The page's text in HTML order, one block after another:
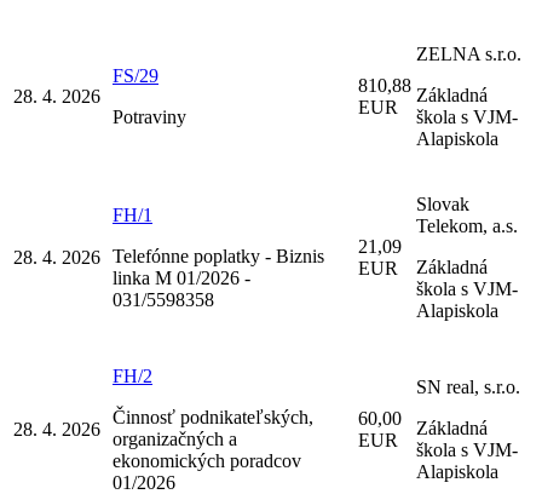
28. 4. 2026
FS/29
Potraviny
810,88
EUR
ZELNA s.r.o.
Základná
škola s VJM-
Alapiskola
28. 4. 2026
FH/1
Telefónne poplatky - Biznis
linka M 01/2026 -
031/5598358
21,09
EUR
Slovak
Telekom, a.s.
Základná
škola s VJM-
Alapiskola
28. 4. 2026
FH/2
Činnosť podnikateľských,
organizačných a
ekonomických poradcov
01/2026
60,00
EUR
SN real, s.r.o.
Základná
škola s VJM-
Alapiskola